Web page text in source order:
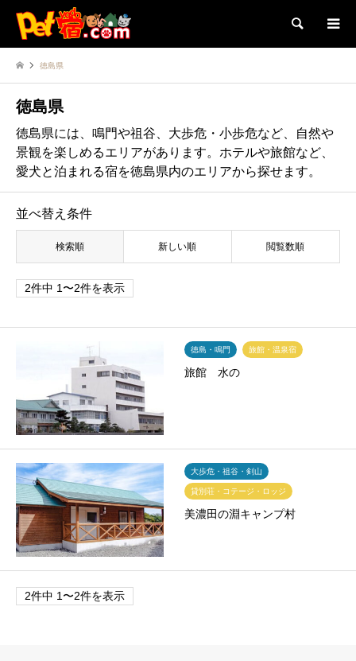
検索
徳島県
徳島県
徳島県には、鳴門や祖谷、大歩危・小歩危など、自然や
景観を楽しめるエリアがあります。ホテルや旅館など、
愛犬と泊まれる宿を徳島県内のエリアから探せます。
並べ替え条件
検索順 新しい順 閲覧数順
2件中 1〜2件を表示
徳島・鳴門 旅館・温泉宿
旅館 水の
大歩危・祖谷・剣山
貸別荘・コテージ・ロッジ
美濃田の淵キャンプ村
2件中 1〜2件を表示